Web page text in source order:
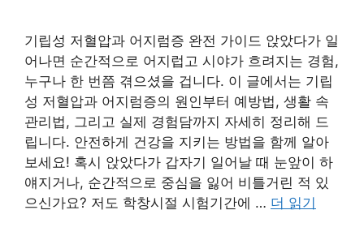
기립성 저혈압과 어지럼증 완전 가이드 앉았다가 일
어나면 순간적으로 어지럽고 시야가 흐려지는 경험,
누구나 한 번쯤 겪으셨을 겁니다. 이 글에서는 기립
성 저혈압과 어지럼증의 원인부터 예방법, 생활 속
관리법, 그리고 실제 경험담까지 자세히 정리해 드
립니다. 안전하게 건강을 지키는 방법을 함께 알아
보세요! 혹시 앉았다가 갑자기 일어날 때 눈앞이 하
얘지거나, 순간적으로 중심을 잃어 비틀거린 적 있
으신가요? 저도 학창시절 시험기간에 … 더 읽기